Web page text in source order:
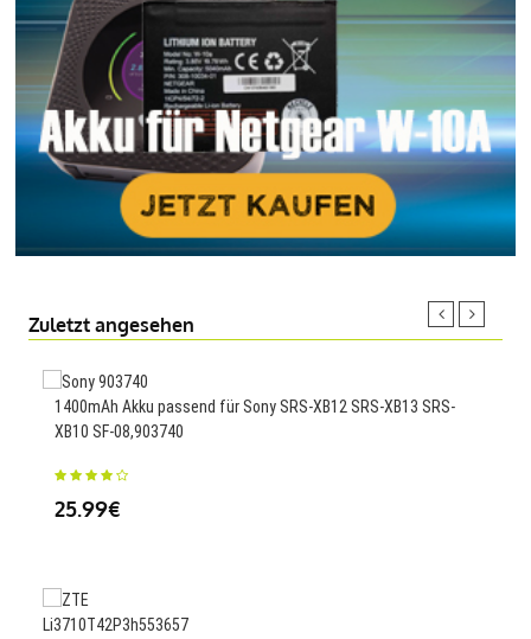
Zuletzt angesehen
1400mAh Akku passend für Sony SRS-XB12 SRS-XB13 SRS-
XB10 SF-08,903740
25.99€